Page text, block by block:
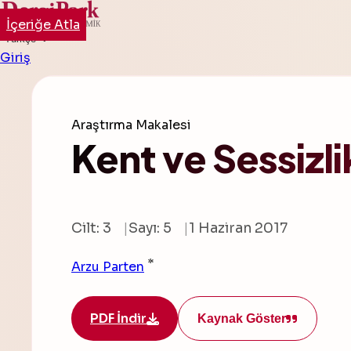
Türkçe
Giriş
Araştırma Makalesi
Kent ve
Cilt: 3 Sayı: 5 1 Haziran 2017
Arzu Parten *
PDF İndir Kaynak Göster
İçeriğe Atla